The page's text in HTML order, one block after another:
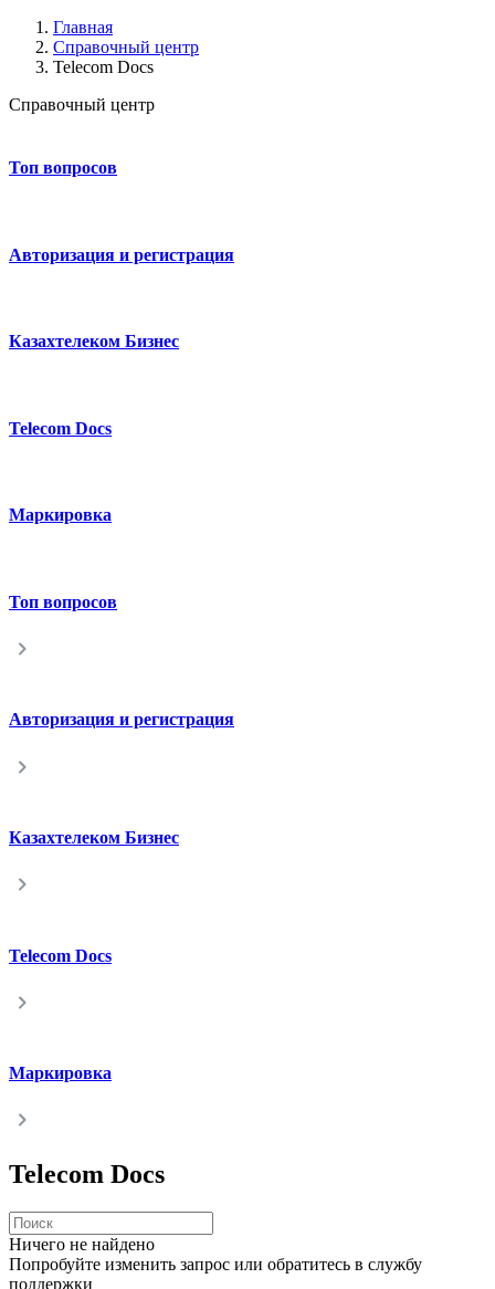
Главная
Справочный центр
Telecom Docs
Справочный центр
Топ вопросов
Авторизация и регистрация
Казахтелеком Бизнес
Telecom Docs
Маркировка
Топ вопросов
Авторизация и регистрация
Казахтелеком Бизнес
Telecom Docs
Маркировка
Telecom Docs
Ничего не найдено
Попробуйте изменить запрос или обратитесь в службу
поддержки